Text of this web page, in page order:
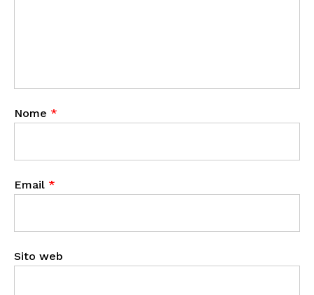
Nome *
Email *
Sito web